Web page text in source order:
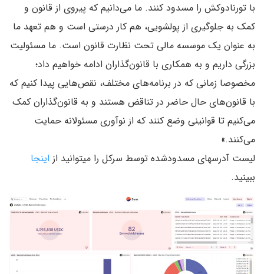
با تورنادوکش را مسدود کنند. ما می‌دانیم که پیروی از قانون و
کمک به جلوگیری از پولشویی، هم کار درستی است و هم تعهد ما
به عنوان یک موسسه مالی تحت نظارت قانون است. ما مسئولیت
بزرگی داریم و به همکاری با قانون‌گذاران ادامه خواهیم داد؛
مخصوصا زمانی که در برنامه‌های مختلف، نقص‌هایی پیدا کنیم که
با قانون‌های حال حاضر در تناقض هستند و به قانون‌گذاران کمک
می‌کنیم تا قوانینی وضع کنند که از نوآوری مسئولانه حمایت
می‌کنند.»
لیست آدرسهای مسدودشده توسط سرکل را میتوانید از اینجا
ببینید.